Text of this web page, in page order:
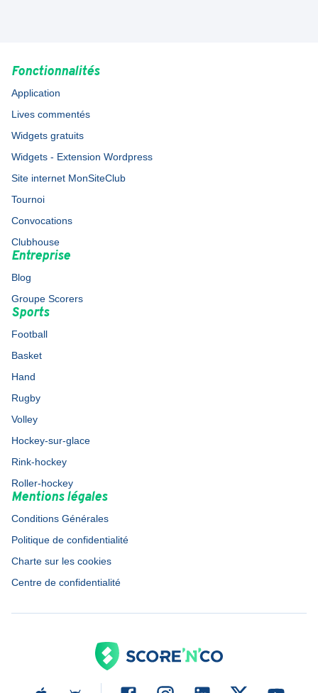
Fonctionnalités
Application
Lives commentés
Widgets gratuits
Widgets - Extension Wordpress
Site internet MonSiteClub
Tournoi
Convocations
Clubhouse
Entreprise
Blog
Groupe Scorers
Sports
Football
Basket
Hand
Rugby
Volley
Hockey-sur-glace
Rink-hockey
Roller-hockey
Mentions légales
Conditions Générales
Politique de confidentialité
Charte sur les cookies
Centre de confidentialité